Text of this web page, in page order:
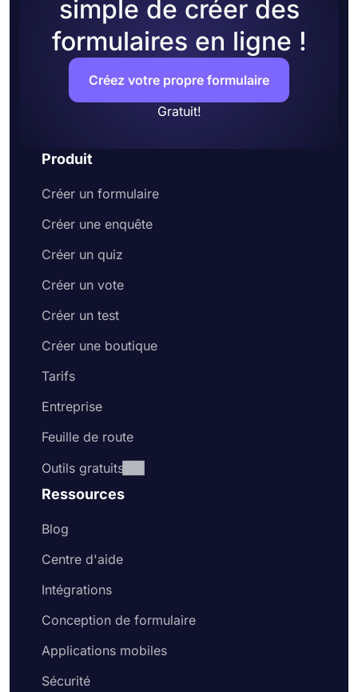
simple de créer des
formulaires en ligne !
Créez votre propre formulaire
Gratuit!
Produit
Créer un formulaire
Créer une enquête
Créer un quiz
Créer un vote
Créer un test
Créer une boutique
Tarifs
Entreprise
Feuille de route
Outils gratuits
Ressources
Blog
Centre d'aide
Intégrations
Conception de formulaire
Applications mobiles
Sécurité